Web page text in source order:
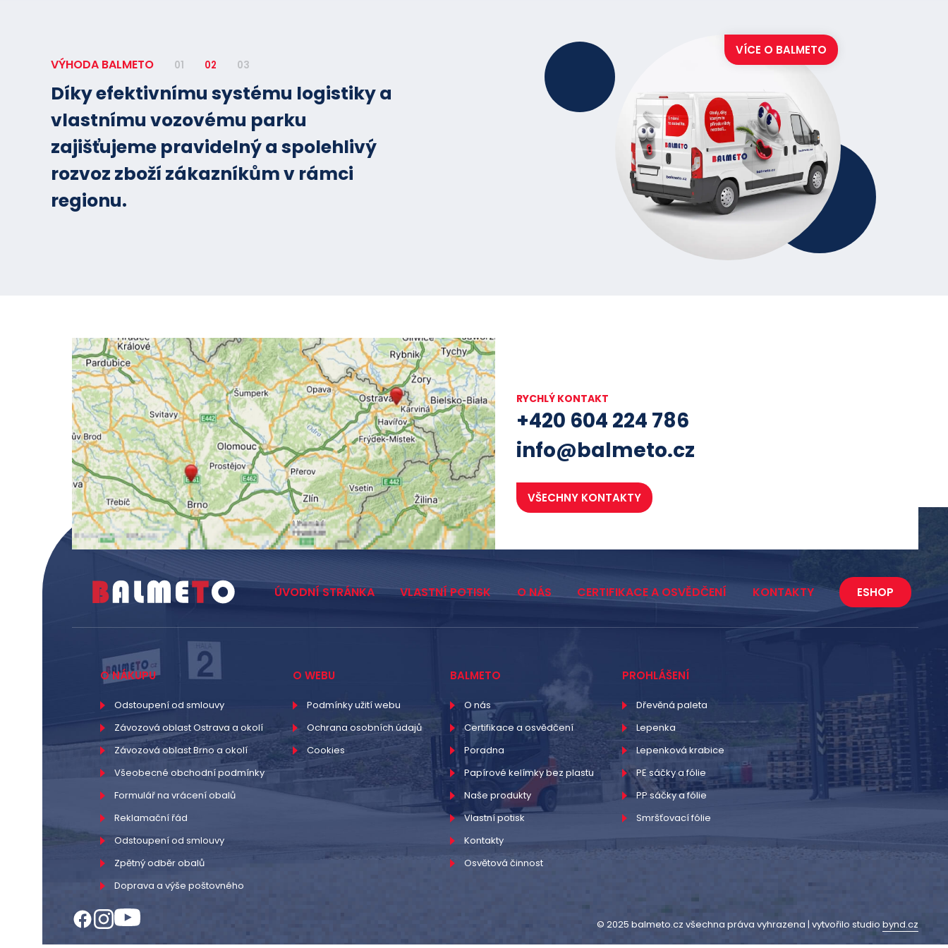
VÝHODA BALMETO 01 02 03
Díky efektivnímu systému logistiky a
vlastnímu vozovému parku
zajišťujeme pravidelný a spolehlivý
rozvoz zboží zákazníkům v rámci
regionu.
VÍCE O BALMETO
RYCHLÝ KONTAKT
+420 604 224 786
info@balmeto.cz
VŠECHNY KONTAKTY
ÚVODNÍ STRÁNKA VLASTNÍ POTISK O NÁS CERTIFIKACE A OSVĚDČENÍ KONTAKTY ESHOP
O NÁKUPU
Odstoupení od smlouvy
Závozová oblast Ostrava a okolí
Závozová oblast Brno a okolí
Všeobecné obchodní podmínky
Formulář na vrácení obalů
Reklamační řád
Odstoupení od smlouvy
Zpětný odběr obalů
Doprava a výše poštovného
O WEBU
Podmínky užití webu
Ochrana osobních údajů
Cookies
BALMETO
O nás
Certifikace a osvědčení
Poradna
Papírové kelímky bez plastu
Naše produkty
Vlastní potisk
Kontakty
Osvětová činnost
PROHLÁŠENÍ
Dřevěná paleta
Lepenka
Lepenková krabice
PE sáčky a fólie
PP sáčky a fólie
Smršťovací fólie
© 2025 balmeto.cz všechna práva vyhrazena | vytvořilo studio bynd.cz